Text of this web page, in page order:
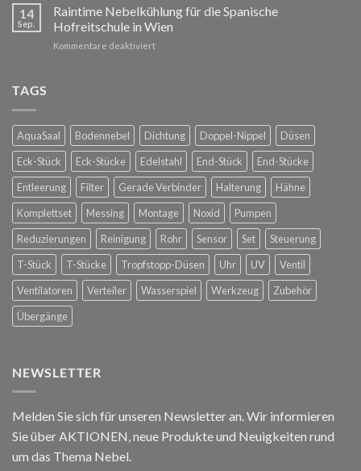
für
Ihre
Nebelkühlung
der
Dachterrasse
14
Sep.
Raintime Nebelkühlung für die Spanische
Hofreitschule in Wien
Kommentare deaktiviertfür
Hofreitschule
in
Wien
TAGS
AquaSaal Bodennebel Dichtung Doppel-Nippel
Düsen
Eck-Stück
Eck-Stücke Edelstahl End-Stück
End-Stücke
Entleerung
Filter Gerade Verbinder Halterung
Hähne
Komplettset
Messing Montage Noxid
Pumpen
Reduzierungen
Reinigung Rohr Sensor Set
Steuerung
T-Stück
T-Stücke Tropfstopp-Düsen Uhr UV
Ventil
Ventilatoren
Verteiler Wasserspiel Werkzeug
Zubehör
Übergänge
NEWSLETTER
Melden Sie sich für unseren Newsletter an. Wir informieren
Sie über AKTIONEN, neue Produkte und Neuigkeiten rund
um das Thema Nebel.